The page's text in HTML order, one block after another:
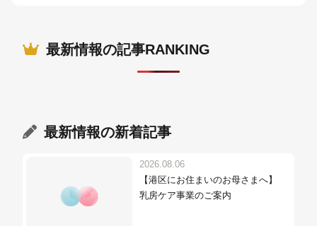
最新情報の記事RANKING
最新情報の新着記事
2026.08.06
【港区にお住まいのお母さまへ】
乳房ケア事業のご案内